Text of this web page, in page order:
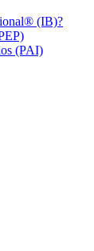
(IB)?
(PAI)